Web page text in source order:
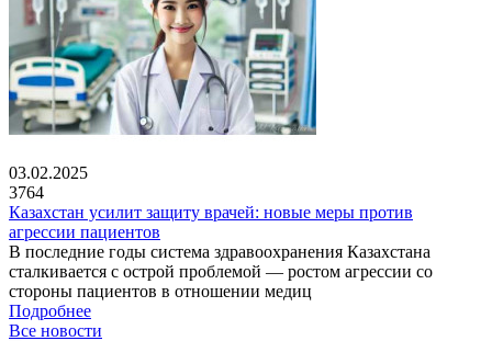
03.02.2025
3764
Казахстан усилит защиту врачей: новые меры против
агрессии пациентов
В последние годы система здравоохранения Казахстана
сталкивается с острой проблемой — ростом агрессии со
стороны пациентов в отношении медиц
Подробнее
Все новости